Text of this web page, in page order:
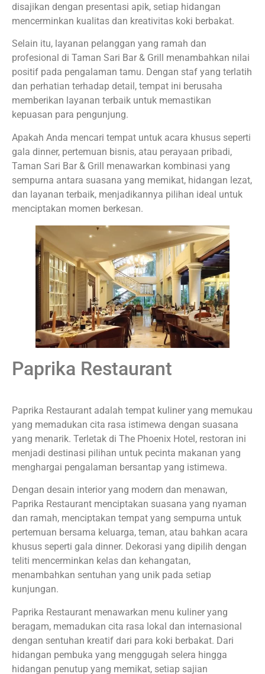
disajikan dengan presentasi apik, setiap hidangan
mencerminkan kualitas dan kreativitas koki berbakat.
Selain itu, layanan pelanggan yang ramah dan
profesional di Taman Sari Bar & Grill menambahkan nilai
positif pada pengalaman tamu. Dengan staf yang terlatih
dan perhatian terhadap detail, tempat ini berusaha
memberikan layanan terbaik untuk memastikan
kepuasan para pengunjung.
Apakah Anda mencari tempat untuk acara khusus seperti
gala dinner, pertemuan bisnis, atau perayaan pribadi,
Taman Sari Bar & Grill menawarkan kombinasi yang
sempurna antara suasana yang memikat, hidangan lezat,
dan layanan terbaik, menjadikannya pilihan ideal untuk
menciptakan momen berkesan.
Paprika Restaurant
Paprika Restaurant adalah tempat kuliner yang memukau
yang memadukan cita rasa istimewa dengan suasana
yang menarik. Terletak di The Phoenix Hotel, restoran ini
menjadi destinasi pilihan untuk pecinta makanan yang
menghargai pengalaman bersantap yang istimewa.
Dengan desain interior yang modern dan menawan,
Paprika Restaurant menciptakan suasana yang nyaman
dan ramah, menciptakan tempat yang sempurna untuk
pertemuan bersama keluarga, teman, atau bahkan acara
khusus seperti gala dinner. Dekorasi yang dipilih dengan
teliti mencerminkan kelas dan kehangatan,
menambahkan sentuhan yang unik pada setiap
kunjungan.
Paprika Restaurant menawarkan menu kuliner yang
beragam, memadukan cita rasa lokal dan internasional
dengan sentuhan kreatif dari para koki berbakat. Dari
hidangan pembuka yang menggugah selera hingga
hidangan penutup yang memikat, setiap sajian